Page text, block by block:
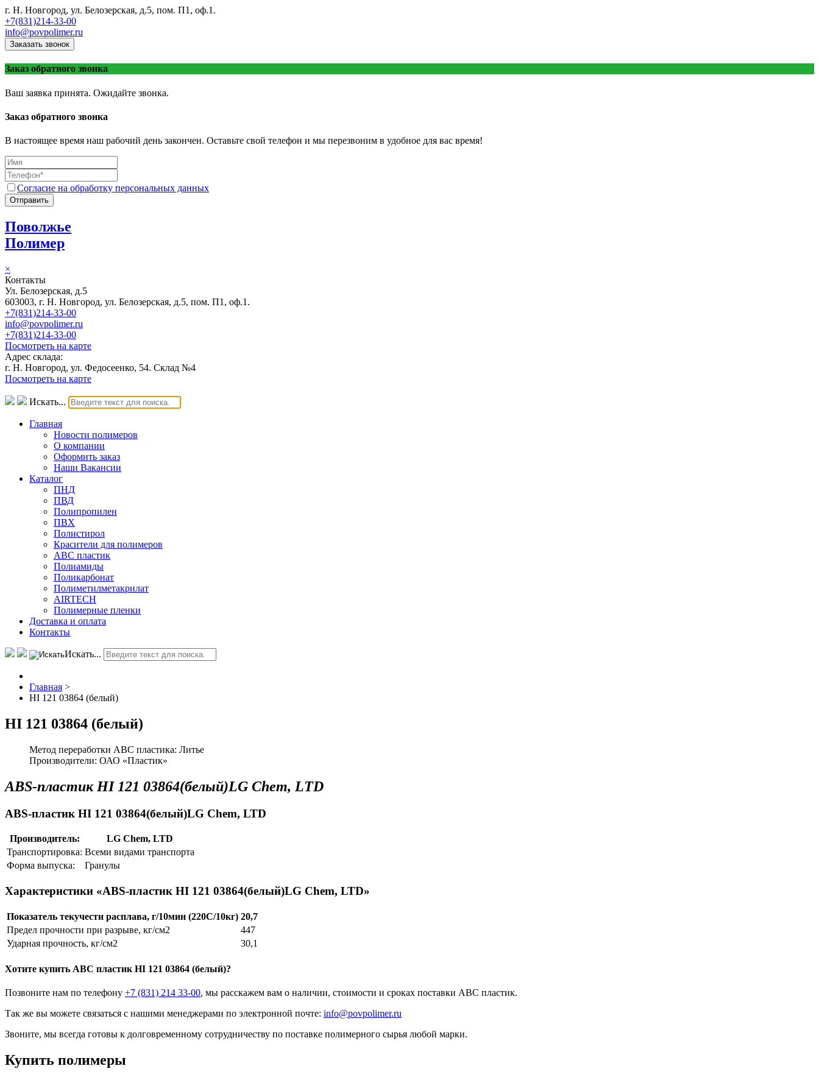
г. Н. Новгород, ул. Белозерская, д.5, пом. П1, оф.1.
+7(831)214-33-00
info@povpolimer.ru
Заказать звонок
Заказ обратного звонка
Ваш заявка принята. Ожидайте звонка.
Заказ обратного звонка
В настоящее время наш рабочий день закончен. Оставьте свой телефон и мы перезвоним в удобное для вас время!
Согласие на обработку персональных данных
Отправить
Поволжье
Полимер
×
Контакты
Ул. Белозерская, д.5
603003, г. Н. Новгород, ул. Белозерская, д.5, пом. П1, оф.1.
+7(831)214-33-00
info@povpolimer.ru
+7(831)214-33-00
Посмотреть на карте
Адрес склада:
г. Н. Новгород, ул. Федосеенко, 54. Склад №4
Посмотреть на карте
Искать...
Главная
Новости полимеров
О компании
Оформить заказ
Наши Вакансии
Каталог
ПНД
ПВД
Полипропилен
ПВХ
Полистирол
Красители для полимеров
АВС пластик
Полиамиды
Поликарбонат
Полиметилметакрилат
AIRTECH
Полимерные пленки
Доставка и оплата
Контакты
Искать...
Главная >
HI 121 03864 (белый)
HI 121 03864 (белый)
Метод переработки ABC пластика: Литье
Производители: ОАО «Пластик»
ABS-пластик HI 121 03864(белый)LG Chem, LTD
ABS-пластик HI 121 03864(белый)LG Chem, LTD
Производитель:
LG Chem, LTD
Транспортировка: Всеми видами транспорта
Форма выпуска:
Гранулы
Характеристики «ABS-пластик HI 121 03864(белый)LG Chem, LTD»
Показатель текучести расплава, г/10мин (220С/10кг) 20,7
Предел прочности при разрыве, кг/см2
447
Ударная прочность, кг/см2
30,1
Хотите купить ABC пластик HI 121 03864 (белый)?
Позвоните нам по телефону +7 (831) 214 33-00, мы расскажем вам о наличии, стоимости и сроках поставки ABC пластик.
Так же вы можете связаться с нашими менеджерами по электронной почте: info@povpolimer.ru
Звоните, мы всегда готовы к долговременному сотрудничеству по поставке полимерного сырья любой марки.
Купить полимеры